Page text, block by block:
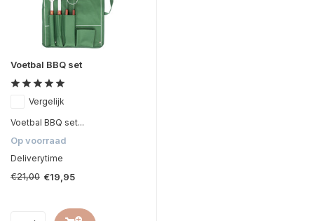
Voetbal BBQ set
Vergelijk
Voetbal BBQ set...
Op voorraad
Deliverytime
€21,00 €19,95